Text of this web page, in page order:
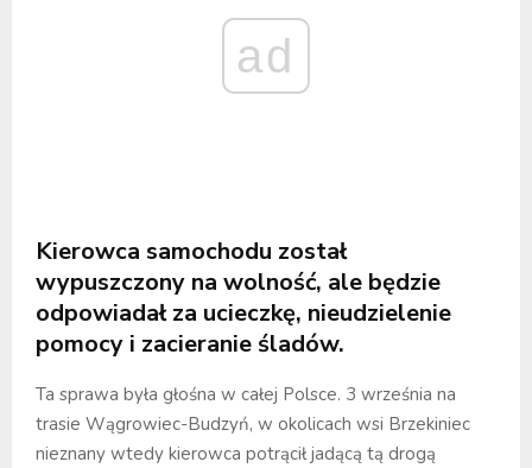
ad
Kierowca samochodu został
wypuszczony na wolność, ale będzie
odpowiadał za ucieczkę, nieudzielenie
pomocy i zacieranie śladów.
Ta sprawa była głośna w całej Polsce. 3 września na
trasie Wągrowiec-Budzyń, w okolicach wsi Brzekiniec
nieznany wtedy kierowca potrącił jadącą tą drogą